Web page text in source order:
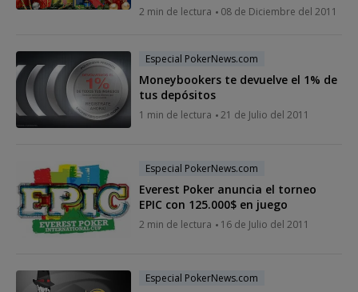
2 min de lectura 08 de Diciembre del 2011
Especial PokerNews.com
Moneybookers te devuelve el 1% de
tus depósitos
1 min de lectura 21 de Julio del 2011
Especial PokerNews.com
Everest Poker anuncia el torneo
EPIC con 125.000$ en juego
2 min de lectura 16 de Julio del 2011
Especial PokerNews.com